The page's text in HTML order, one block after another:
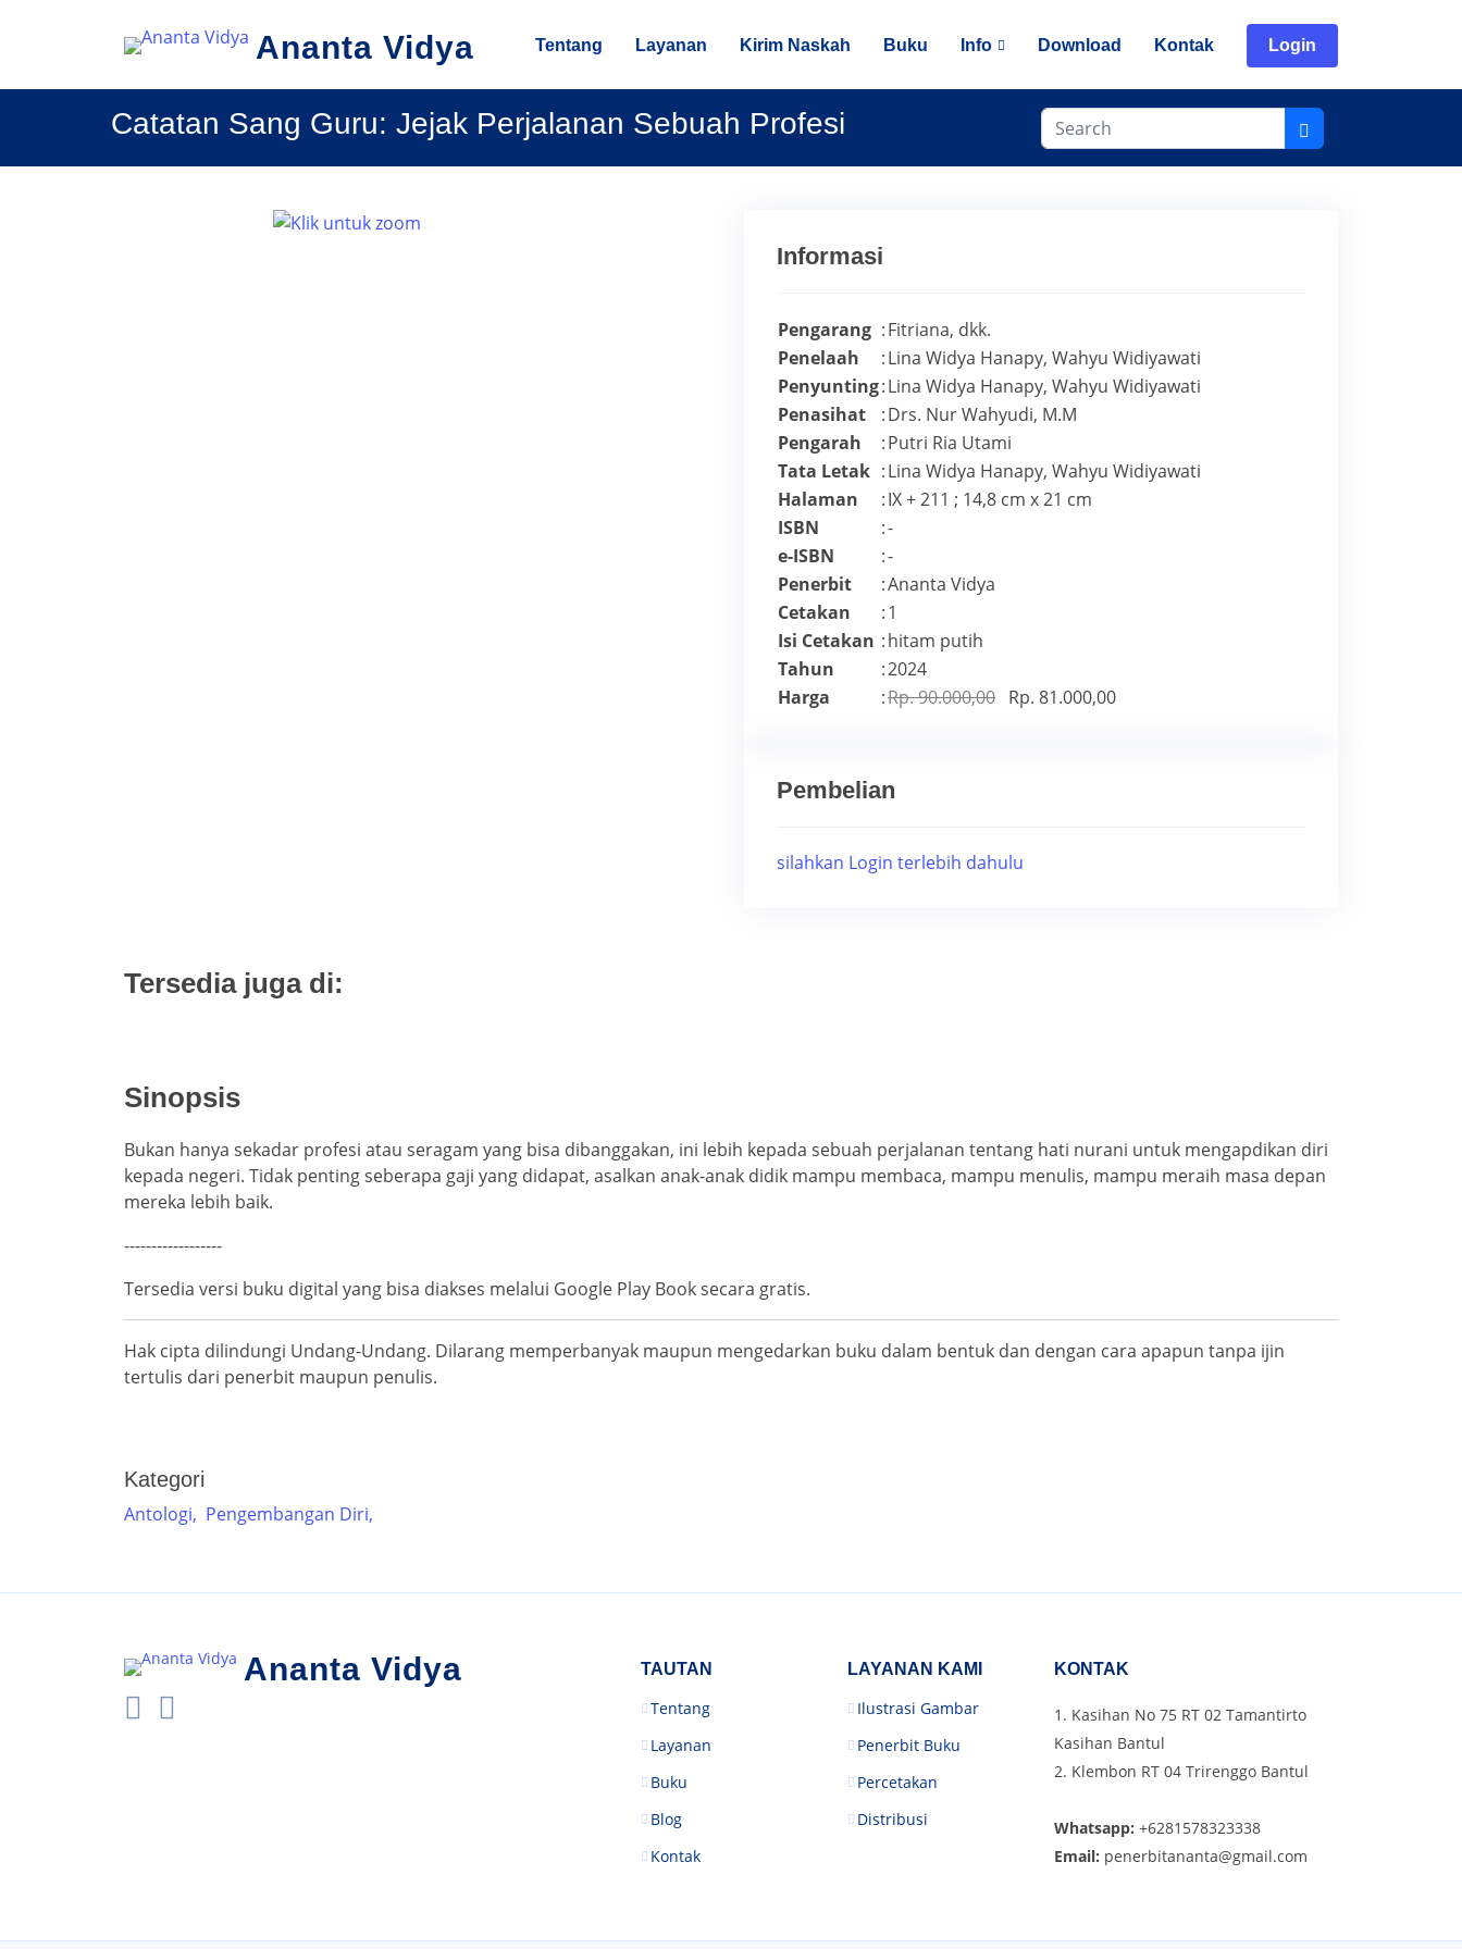
Ananta Vidya Tentang Layanan Kirim Naskah Buku Info Download Kontak Login
Catatan Sang Guru: Jejak Perjalanan Sebuah Profesi
Informasi
Pengarang :Fitriana, dkk.
Penelaah
:Lina Widya Hanapy, Wahyu Widiyawati
Penyunting:Lina Widya Hanapy, Wahyu Widiyawati
Penasihat
:Drs. Nur Wahyudi, M.M
Pengarah
:Putri Ria Utami
Tata Letak :Lina Widya Hanapy, Wahyu Widiyawati
Halaman
:IX + 211 ; 14,8 cm x 21 cm
ISBN
:-
e-ISBN
:-
Penerbit
:Ananta Vidya
Cetakan
:1
Isi Cetakan :hitam putih
Tahun
:2024
Harga
:Rp. 90.000,00 Rp. 81.000,00
Pembelian
silahkan Login terlebih dahulu
Tersedia juga di:
Sinopsis
Bukan hanya sekadar profesi atau seragam yang bisa dibanggakan, ini lebih kepada sebuah perjalanan tentang hati nurani untuk mengapdikan diri
kepada negeri. Tidak penting seberapa gaji yang didapat, asalkan anak-anak didik mampu membaca, mampu menulis, mampu meraih masa depan
mereka lebih baik.
------------------
Tersedia versi buku digital yang bisa diakses melalui Google Play Book secara gratis.
Hak cipta dilindungi Undang-Undang. Dilarang memperbanyak maupun mengedarkan buku dalam bentuk dan dengan cara apapun tanpa ijin
tertulis dari penerbit maupun penulis.
Kategori
Antologi, Pengembangan Diri,
Ananta Vidya TAUTAN
Tentang
Layanan
Buku
Blog
Kontak
LAYANAN KAMI
Ilustrasi Gambar
Penerbit Buku
Percetakan
Distribusi
KONTAK
1. Kasihan No 75 RT 02 Tamantirto
Kasihan Bantul
2. Klembon RT 04 Trirenggo Bantul
Whatsapp: +6281578323338
Email: penerbitananta@gmail.com